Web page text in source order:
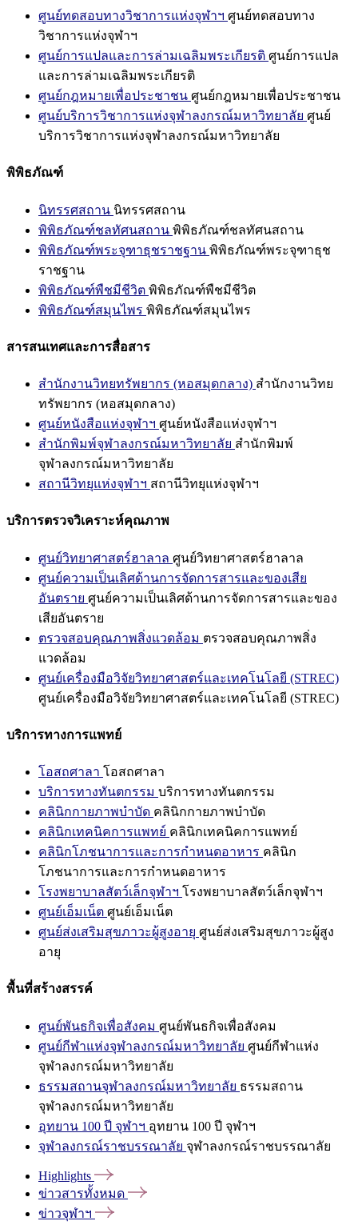
ศูนย์ทดสอบทางวิชาการแห่งจุฬาฯ ศูนย์ทดสอบทาง
วิชาการแห่งจุฬาฯ
ศูนย์การแปลและการล่ามเฉลิมพระเกียรติ ศูนย์การแปล
และการล่ามเฉลิมพระเกียรติ
ศูนย์กฎหมายเพื่อประชาชน ศูนย์กฎหมายเพื่อประชาชน
ศูนย์บริการวิชาการแห่งจุฬาลงกรณ์มหาวิทยาลัย ศูนย์
บริการวิชาการแห่งจุฬาลงกรณ์มหาวิทยาลัย
พิพิธภัณฑ์
นิทรรศสถาน นิทรรศสถาน
พิพิธภัณฑ์ชลทัศนสถาน พิพิธภัณฑ์ชลทัศนสถาน
พิพิธภัณฑ์พระจุฑาธุชราชฐาน พิพิธภัณฑ์พระจุฑาธุช
ราชฐาน
พิพิธภัณฑ์พืชมีชีวิต พิพิธภัณฑ์พืชมีชีวิต
พิพิธภัณฑ์สมุนไพร พิพิธภัณฑ์สมุนไพร
สารสนเทศและการสื่อสาร
สำนักงานวิทยทรัพยากร (หอสมุดกลาง) สำนักงานวิทย
ทรัพยากร (หอสมุดกลาง)
ศูนย์หนังสือแห่งจุฬาฯ ศูนย์หนังสือแห่งจุฬาฯ
สำนักพิมพ์จุฬาลงกรณ์มหาวิทยาลัย สำนักพิมพ์
จุฬาลงกรณ์มหาวิทยาลัย
สถานีวิทยุแห่งจุฬาฯ สถานีวิทยุแห่งจุฬาฯ
บริการตรวจวิเคราะห์คุณภาพ
ศูนย์วิทยาศาสตร์ฮาลาล ศูนย์วิทยาศาสตร์ฮาลาล
ศูนย์ความเป็นเลิศด้านการจัดการสารและของเสีย
อันตราย ศูนย์ความเป็นเลิศด้านการจัดการสารและของ
เสียอันตราย
ตรวจสอบคุณภาพสิ่งแวดล้อม ตรวจสอบคุณภาพสิ่ง
แวดล้อม
ศูนย์เครื่องมือวิจัยวิทยาศาสตร์และเทคโนโลยี (STREC)
ศูนย์เครื่องมือวิจัยวิทยาศาสตร์และเทคโนโลยี (STREC)
บริการทางการแพทย์
โอสถศาลา โอสถศาลา
บริการทางทันตกรรม บริการทางทันตกรรม
คลินิกกายภาพบำบัด คลินิกกายภาพบำบัด
คลินิกเทคนิคการแพทย์ คลินิกเทคนิคการแพทย์
คลินิกโภชนาการและการกำหนดอาหาร คลินิก
โภชนาการและการกำหนดอาหาร
โรงพยาบาลสัตว์เล็กจุฬาฯ โรงพยาบาลสัตว์เล็กจุฬาฯ
ศูนย์เอ็มเน็ต ศูนย์เอ็มเน็ต
ศูนย์ส่งเสริมสุขภาวะผู้สูงอายุ ศูนย์ส่งเสริมสุขภาวะผู้สูง
อายุ
พื้นที่สร้างสรรค์
ศูนย์พันธกิจเพื่อสังคม ศูนย์พันธกิจเพื่อสังคม
ศูนย์กีฬาแห่งจุฬาลงกรณ์มหาวิทยาลัย ศูนย์กีฬาแห่ง
จุฬาลงกรณ์มหาวิทยาลัย
ธรรมสถานจุฬาลงกรณ์มหาวิทยาลัย ธรรมสถาน
จุฬาลงกรณ์มหาวิทยาลัย
อุทยาน 100 ปี จุฬาฯ อุทยาน 100 ปี จุฬาฯ
จุฬาลงกรณ์ราชบรรณาลัย จุฬาลงกรณ์ราชบรรณาลัย
Highlights
ข่าวสารทั้งหมด
ข่าวจุฬาฯ